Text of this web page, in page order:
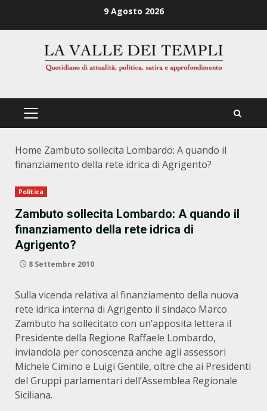
9 Agosto 2026
PRIMÄRES
Home Zambuto sollecita Lombardo: A quando il
finanziamento della rete idrica di Agrigento?
Politica
Zambuto sollecita Lombardo: A quando il
finanziamento della rete idrica di
Agrigento?
8 Settembre 2010
Sulla vicenda relativa al finanziamento della nuova
rete idrica interna di Agrigento il sindaco Marco
Zambuto ha sollecitato con un’apposita lettera il
Presidente della Regione Raffaele Lombardo,
inviandola per conoscenza anche agli assessori
Michele Cimino e Luigi Gentile, oltre che ai Presidenti
del Gruppi parlamentari dell’Assemblea Regionale
Siciliana.